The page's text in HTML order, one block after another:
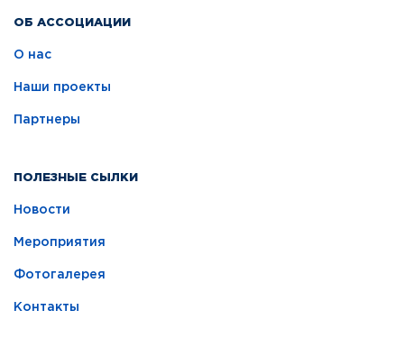
ОБ АССОЦИАЦИИ
О нас
Наши проекты
Партнеры
ПОЛЕЗНЫЕ СЫЛКИ
Новости
Мероприятия
Фотогалерея
Контакты